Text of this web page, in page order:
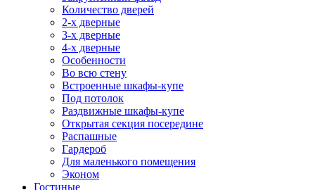
Количество дверей
2-х дверные
3-х дверные
4-х дверные
Особенности
Во всю стену
Встроенные шкафы-купе
Под потолок
Раздвижные шкафы-купе
Открытая секция посередине
Распашные
Гардероб
Для маленького помещения
Эконом
Гостиные